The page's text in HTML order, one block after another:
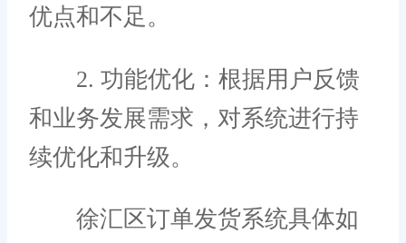
优点和不足。
2. 功能优化：根据用户反馈
和业务发展需求，对系统进行持
续优化和升级。
徐汇区订单发货系统具体如